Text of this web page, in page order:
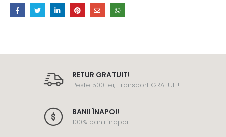
RETUR GRATUIT!
Peste 500 lei, Transport GRATUIT!
BANII ÎNAPOI!
100% banii înapoi!